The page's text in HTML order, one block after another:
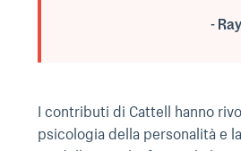
-
I contributi di Cattell hanno
psicologia della personalità e